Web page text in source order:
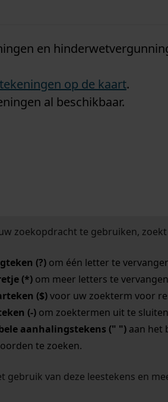
en
op de kaart.
al beschikbaar.
zoekopdracht te gebruiken,
(?)om één letter te
(*)om meer letters te
($)voor uw zoekterm voor
(-)om zoektermen uit te
aanhalingstekens (" ")aan het
te zoeken.
gebruik van deze leestekens en